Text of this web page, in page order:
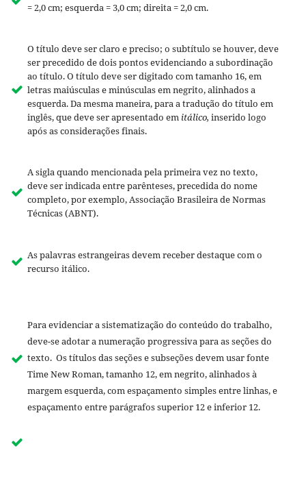
= 2,0 cm; esquerda = 3,0 cm; direita = 2,0 cm.
O título deve ser claro e preciso; o subtítulo se houver, deve
ser precedido de dois pontos evidenciando a subordinação
ao título. O título deve ser digitado com tamanho 16, em
letras maiúsculas e minúsculas em negrito, alinhados a
esquerda. Da mesma maneira, para a tradução do título em
inglês, que deve ser apresentado em itálico, inserido logo
após as considerações finais.
A sigla quando mencionada pela primeira vez no texto,
deve ser indicada entre parênteses, precedida do nome
completo, por exemplo, Associação Brasileira de Normas
Técnicas (ABNT).
As palavras estrangeiras devem receber destaque com o
recurso itálico.
Para evidenciar a sistematização do conteúdo do trabalho,
deve-se adotar a numeração progressiva para as seções do
texto. Os títulos das seções e subseções devem usar fonte
Time New Roman, tamanho 12, em negrito, alinhados à
margem esquerda, com espaçamento simples entre linhas, e
espaçamento entre parágrafos superior 12 e inferior 12.